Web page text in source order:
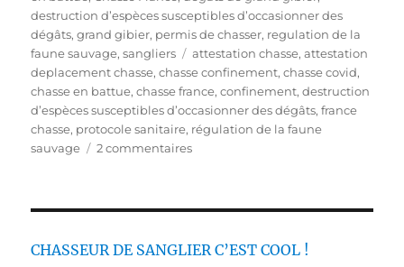
b
l
i
é
l
e
t
é
g
o
r
i
e
s
destruction d’espèces susceptibles d’occasionner des
dégâts,grand gibier, permis de chasser, regulation de la
faune sauvage,sangliers
É
t
i
q
u
e
attestation chasse,attestation
deplacement chasse,chasse confinement,chasse covid,
chasse en battue,chasse france,confinement,destruction
d’espèces susceptibles d’occasionner des dégâts,france
chasse, protocole sanitaire, régulation de la faune
sauvage
2 commentairess
c
CHASSEUR DE SANGLIER C’EST COOL !